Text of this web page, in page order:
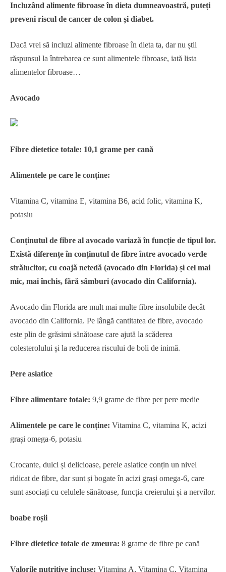
Incluzând alimente fibroase în dieta dumneavoastră, puteți
preveni riscul de cancer de colon și diabet.
Dacă vrei să incluzi alimente fibroase în dieta ta, dar nu știi
răspunsul la întrebarea ce sunt alimentele fibroase, iată lista
alimentelor fibroase…
Avocado
Fibre dietetice totale: 10,1 grame per cană
Alimentele pe care le conține:
Vitamina C, vitamina E, vitamina B6, acid folic, vitamina K,
potasiu
Conținutul de fibre al avocado variază în funcție de tipul lor.
Există diferențe în conținutul de fibre între avocado verde
strălucitor, cu coajă netedă (avocado din Florida) și cel mai
mic, mai închis, fără sâmburi (avocado din California).
Avocado din Florida are mult mai multe fibre insolubile decât
avocado din California. Pe lângă cantitatea de fibre, avocado
este plin de grăsimi sănătoase care ajută la scăderea
colesterolului și la reducerea riscului de boli de inimă.
Pere asiatice
Fibre alimentare totale: 9,9 grame de fibre per pere medie
Alimentele pe care le conține: Vitamina C, vitamina K, acizi
grași omega-6, potasiu
Crocante, dulci și delicioase, perele asiatice conțin un nivel
ridicat de fibre, dar sunt și bogate în acizi grași omega-6, care
sunt asociați cu celulele sănătoase, funcția creierului și a nervilor.
boabe roșii
Fibre dietetice totale de zmeura: 8 grame de fibre pe cană
Valorile nutritive incluse: Vitamina A, Vitamina C, Vitamina